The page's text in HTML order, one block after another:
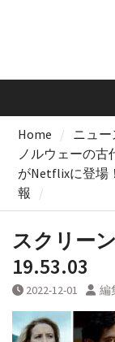
Home
ニュー
ノルウェーの古
がNetflixに登場
報
スクリー
19.53.03
2022-12-01 編